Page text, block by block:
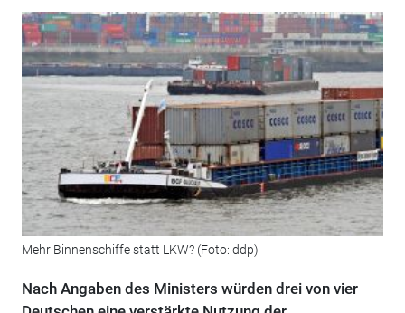
Mehr Binnenschiffe statt LKW? (Foto: ddp)
Nach Angaben des Ministers würden drei von vier